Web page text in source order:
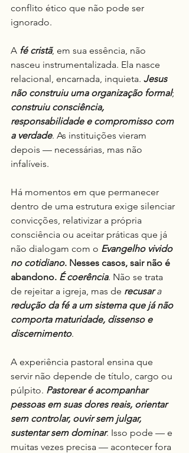
conflito ético que não pode ser
ignorado.
A fé cristã, em sua essência, não
nasceu instrumentalizada. Ela nasce
relacional, encarnada, inquieta. Jesus
não construiu uma organização formal;
construiu consciência,
responsabilidade e compromisso com
a verdade. As instituições vieram
depois — necessárias, mas não
infalíveis.
Há momentos em que permanecer
dentro de uma estrutura exige silenciar
convicções, relativizar a própria
consciência ou aceitar práticas que já
não dialogam com o Evangelho vivido
no cotidiano. Nesses casos, sair não é
abandono. É coerência. Não se trata
de rejeitar a igreja, mas de recusar a
redução da fé a um sistema que já não
comporta maturidade, dissenso e
discernimento.
A experiência pastoral ensina que
servir não depende de título, cargo ou
púlpito. Pastorear é acompanhar
pessoas em suas dores reais, orientar
sem controlar, ouvir sem julgar,
sustentar sem dominar. Isso pode — e
muitas vezes precisa — acontecer fora